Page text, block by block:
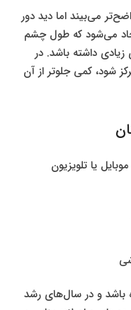
می‌بیند اما دید دور
می‌شود که طول چشم
زیادی داشته باشد. در
شود، کمی جلوتر از آن
یا تلویزیون
باشد و در سال‌های رشد